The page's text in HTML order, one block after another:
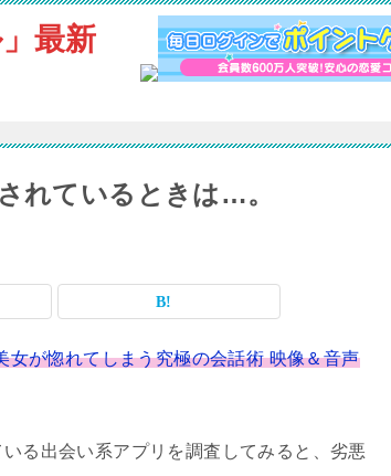
最新
れているときは…。
が惚れてしまう究極の会話術 映像＆音声
る出会い系アプリを調査してみると、劣悪